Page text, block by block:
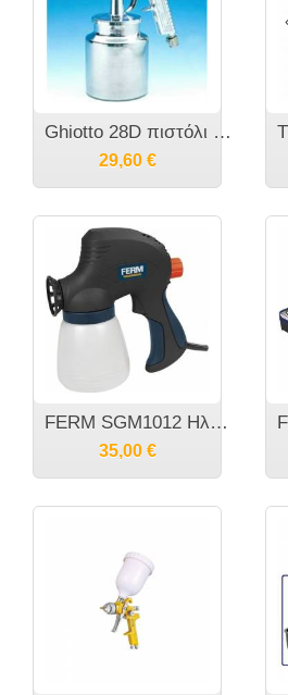
Ghiotto 28D πιστόλι βαφής κάτω δοχείο
29,60 €
FERM SGM1012 Hλεκτρικό πιστόλι ψεκασμού 110 Watt
35,00 €